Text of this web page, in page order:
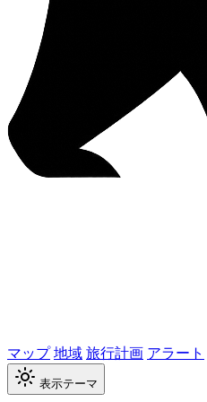
マップ地域旅行計画 アラート
表示テーマ